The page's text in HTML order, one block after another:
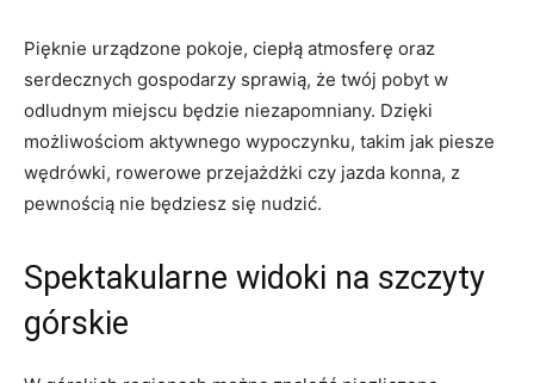
Pięknie urządzone pokoje, ciepłą ⁢atmosferę ⁣oraz
‍serdecznych gospodarzy ⁣sprawią, ⁤że twój pobyt w
odludnym‍ miejscu będzie niezapomniany.‍ Dzięki
możliwościom aktywnego wypoczynku,‍ takim​ jak piesze
⁣wędrówki, ⁤rowerowe przejażdżki czy jazda⁢ konna, z
pewnością⁤ nie będziesz⁣ się nudzić.
Spektakularne widoki ‍na szczyty
górskie